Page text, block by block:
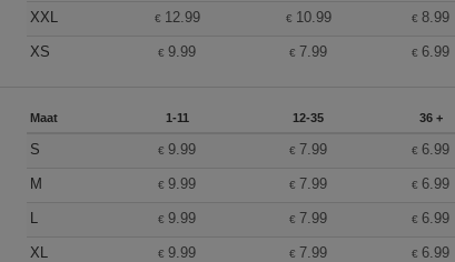
XXL € 12.99 € 10.99 €8.99
XS €9.99 € 7.99 €6.99
Maat 1-11 12-35 36 +
S €9.99 € 7.99 €6.99
M €9.99 € 7.99 €6.99
L €9.99 € 7.99 €6.99
XL €9.99 € 7.99 €6.99